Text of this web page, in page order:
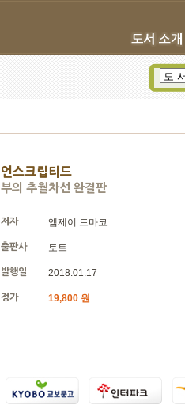
언스크립티드
부의 추월차선 완결판
저자 엠제이 드마코
출판사 토트
발행일 2018.01.17
정가 19,800 원